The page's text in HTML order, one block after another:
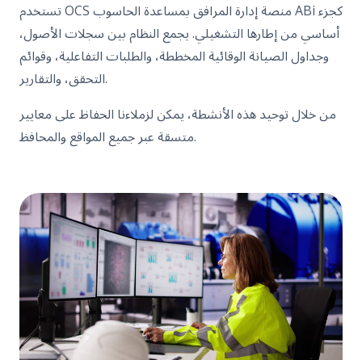
تستخدم OCS منصة إدارة المرافق بمساعدة الحاسوب ABi كجزء
أساسي من إطارها التشغيلي. يجمع النظام بين سجلات الأصول،
وجداول الصيانة الوقائية المخططة، والطلبات التفاعلية، وقوائم
التحقق، والتقارير.
من خلال توحيد هذه الأنشطة، يمكن لزملاءنا الحفاظ على معايير
متسقة عبر جميع المواقع والمحافظ.